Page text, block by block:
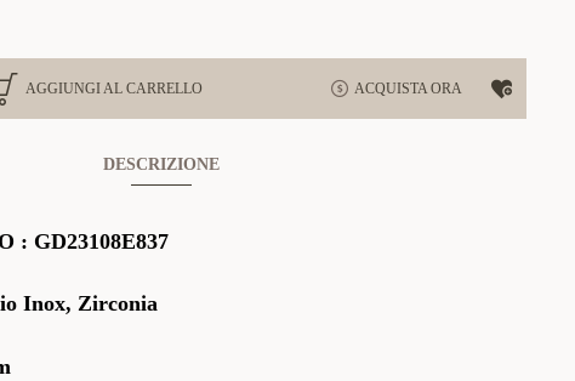
AGGIUNGI AL CARRELLO ACQUISTA ORA
DESCRIZIONE
: GD23108E837
Inox, Zirconia